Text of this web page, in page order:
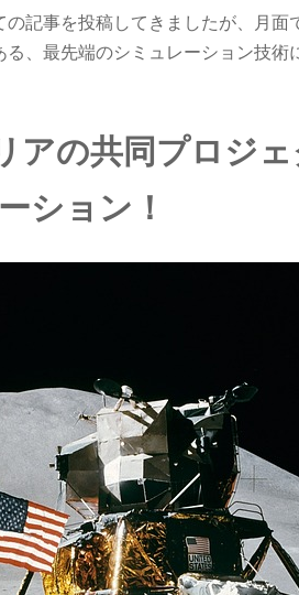
記事を投稿してきましたが、月面
、最先端のシミュレーション技術
アの共同プロジェ
ション！